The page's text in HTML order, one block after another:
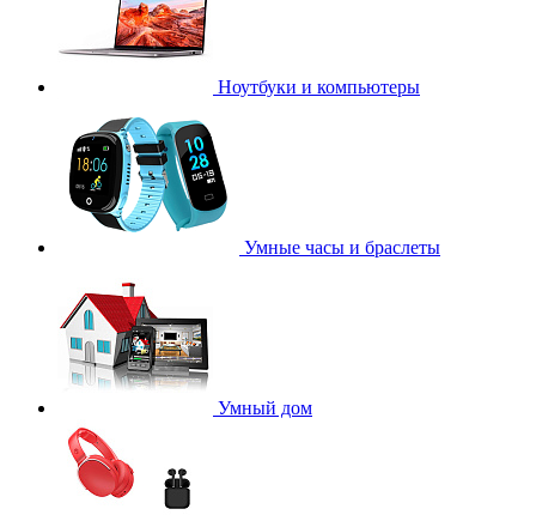
Ноутбуки и компьютеры
Умные часы и браслеты
Умный дом